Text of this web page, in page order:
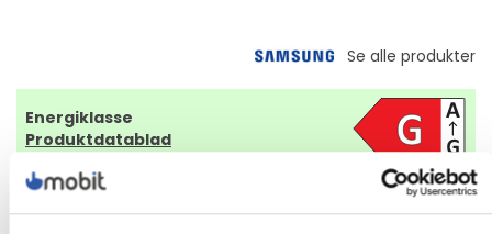
Energiklasse
Produktdatablad